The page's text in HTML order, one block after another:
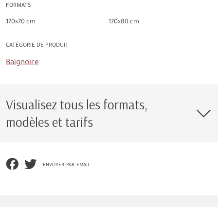
FORMATS
170x70 cm 170x80 cm
CATÉGORIE DE PRODUIT
Baignoire
Visualisez tous les formats,
modèles et tarifs
envoyer par email